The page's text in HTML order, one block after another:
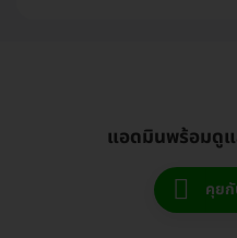
แอดมินพร้อมดู
คุย